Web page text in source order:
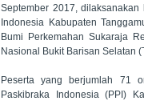
September 2017,
Indonesia Kabupaten
Bumi Perkemahan Sukaraja
Nasional Bukit Barisan Selatan
Peserta yang berjumlah 71
Paskibraka Indonesia (PPI)